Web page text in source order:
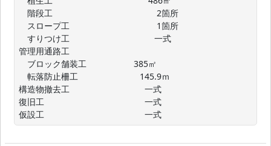
階段工　　　　　　　　　　　　 2箇所
スロープ工　　　　　　　　　　 1箇所
すりつけ工　　　　　　　　　　一式
管理用通路工
ブロック舗装工     　　  　  385㎡
転落防止柵工　　　　　　　 145.9ｍ
構造物撤去工　　　　　　　　   一式
復旧工　　　　　　　　　　　   一式
仮設工　　　　　　　　　　　   一式